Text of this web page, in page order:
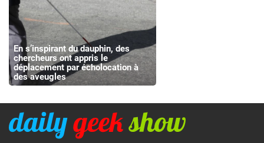
En s’inspirant du dauphin, des
chercheurs ont appris le
déplacement par écholocation à
des aveugles